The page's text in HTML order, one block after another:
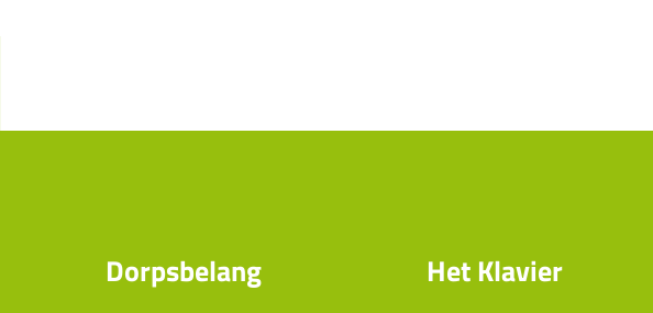
Dorpsbelang Het Klavier